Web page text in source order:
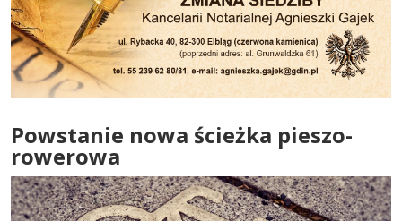
Powstanie nowa ścieżka pieszo-
rowerowa